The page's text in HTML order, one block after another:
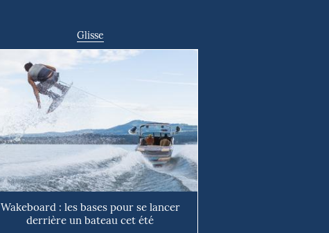
Glisse
Wakeboard : les bases pour se lancer
derrière un bateau cet été